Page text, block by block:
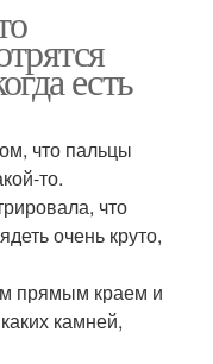
есть
что пальцы
то.
что
очень круто,
прямым краем и
камней,